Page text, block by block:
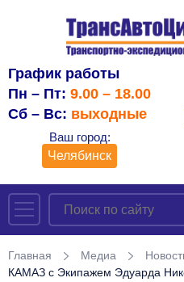
График работы
Пн – Пт: 9.00 – 18.00
Сб – Вс: выходные
Ваш город:
Челябинск
Главная Медиа
КАМАЗ с Экипажем Эдуарда